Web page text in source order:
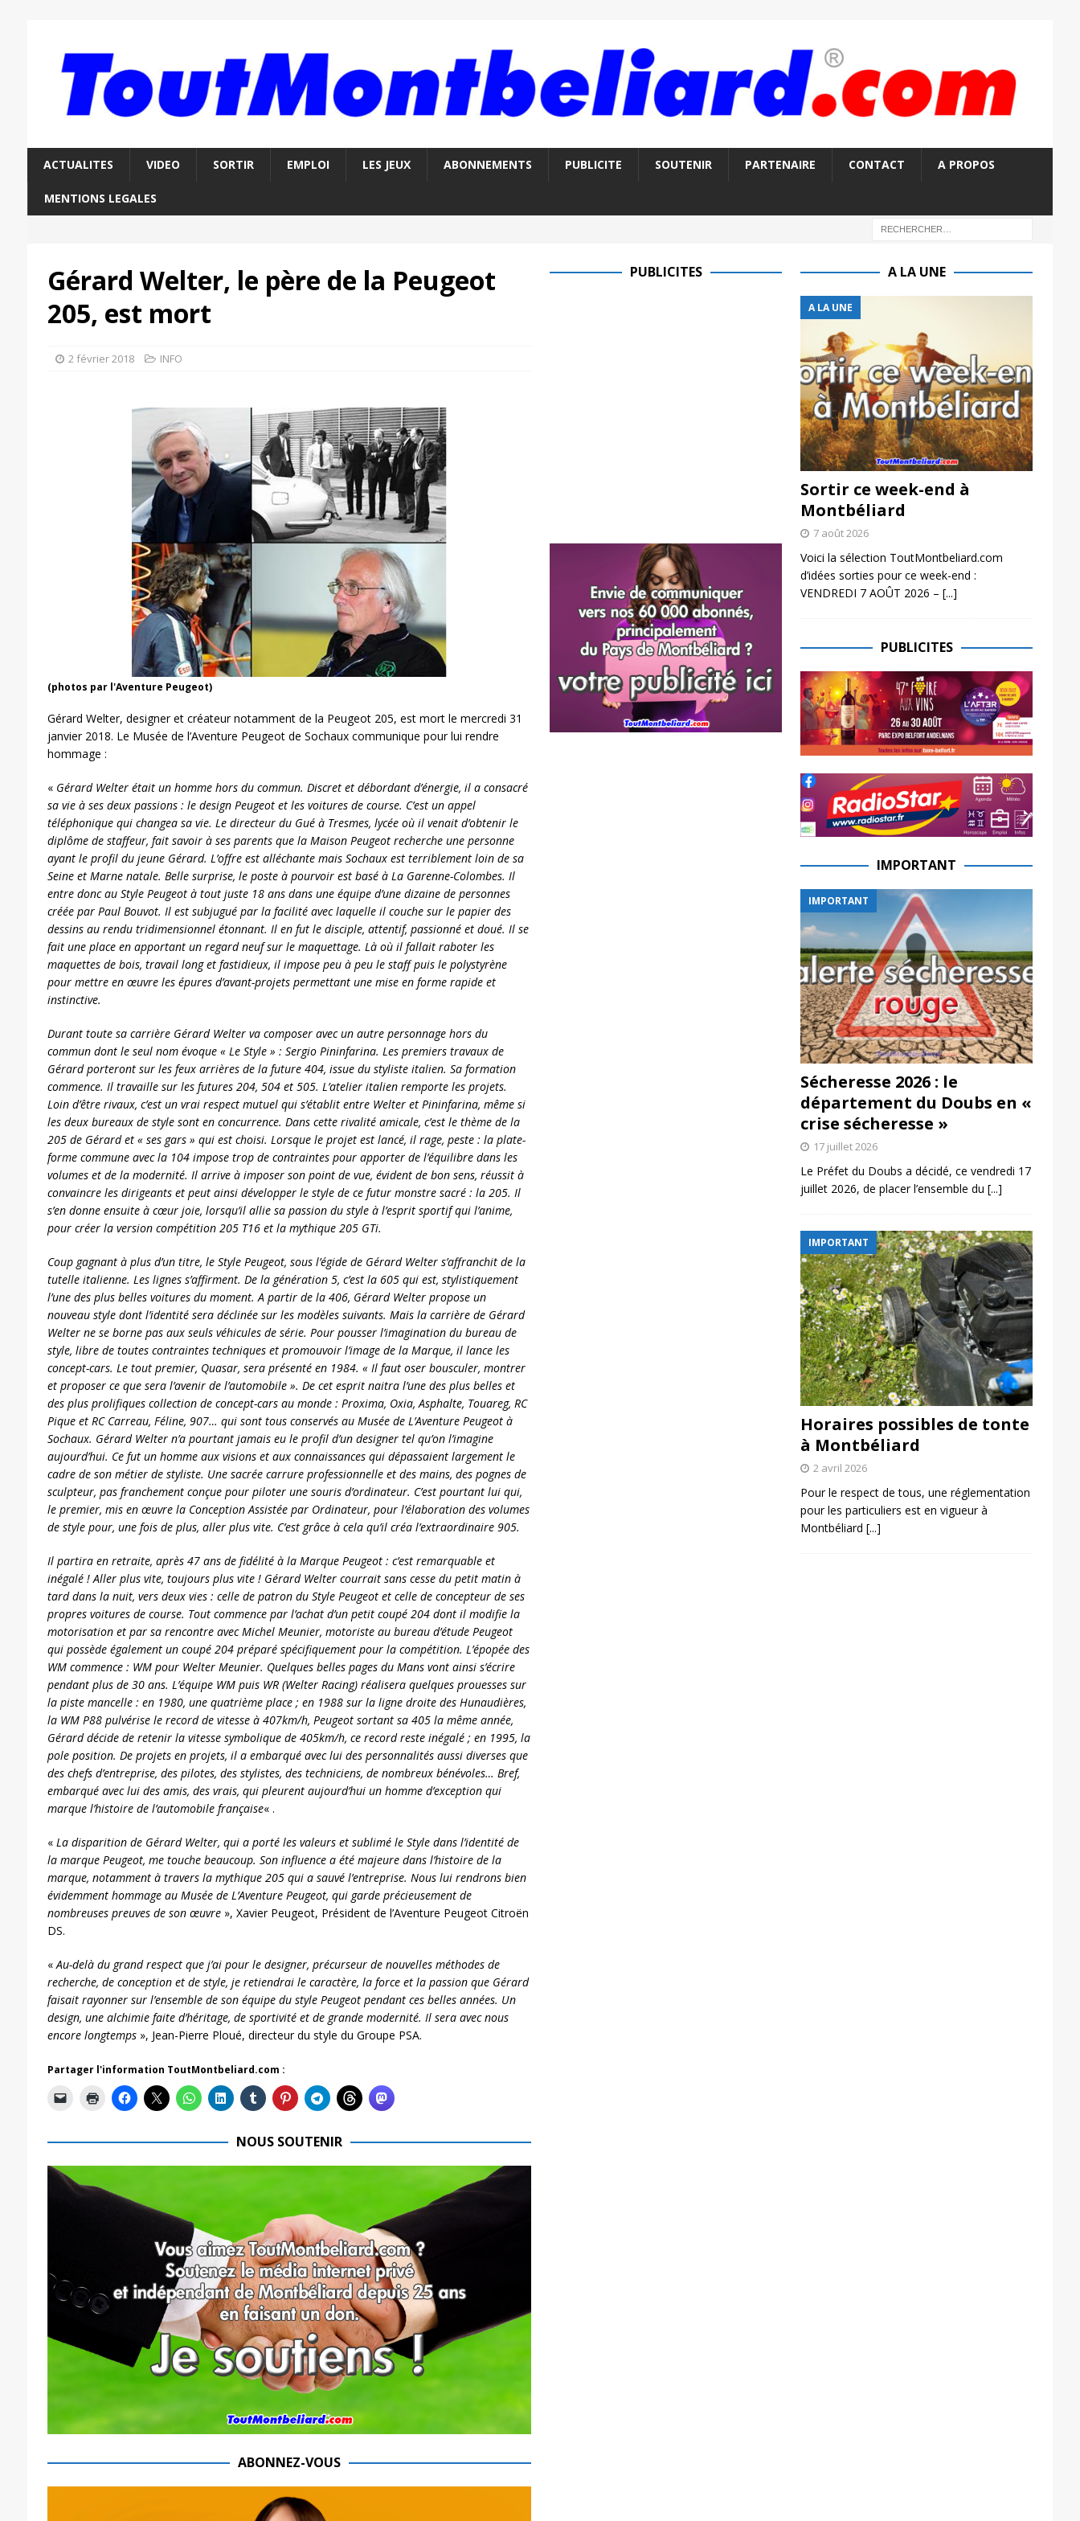
ACTUALITES VIDEO SORTIR EMPLOI LES JEUX ABONNEMENTS PUBLICITE SOUTENIR PARTENAIRE CONTACT A PROPOS
MENTIONS LEGALES
Gérard Welter, le père de la Peugeot
205, est mort
2 février 2018 INFO
(photos par l'Aventure Peugeot)
Gérard Welter, designer et créateur notamment de la Peugeot 205, est mort le mercredi 31
janvier 2018. Le Musée de l’Aventure Peugeot de Sochaux communique pour lui rendre
hommage :
« Gérard Welter était un homme hors du commun. Discret et débordant d’énergie, il a consacré
sa vie à ses deux passions : le design Peugeot et les voitures de course. C’est un appel
téléphonique qui changea sa vie. Le directeur du Gué à Tresmes, lycée où il venait d’obtenir le
diplôme de staffeur, fait savoir à ses parents que la Maison Peugeot recherche une personne
ayant le profil du jeune Gérard. L’offre est alléchante mais Sochaux est terriblement loin de sa
Seine et Marne natale. Belle surprise, le poste à pourvoir est basé à La Garenne-Colombes. Il
entre donc au Style Peugeot à tout juste 18 ans dans une équipe d’une dizaine de personnes
créée par Paul Bouvot. Il est subjugué par la facilité avec laquelle il couche sur le papier des
dessins au rendu tridimensionnel étonnant. Il en fut le disciple, attentif, passionné et doué. Il se
fait une place en apportant un regard neuf sur le maquettage. Là où il fallait raboter les
maquettes de bois, travail long et fastidieux, il impose peu à peu le staff puis le polystyrène
pour mettre en œuvre les épures d’avant-projets permettant une mise en forme rapide et
instinctive.
Durant toute sa carrière Gérard Welter va composer avec un autre personnage hors du
commun dont le seul nom évoque « Le Style » : Sergio Pininfarina. Les premiers travaux de
Gérard porteront sur les feux arrières de la future 404, issue du styliste italien. Sa formation
commence. Il travaille sur les futures 204, 504 et 505. L’atelier italien remporte les projets.
Loin d’être rivaux, c’est un vrai respect mutuel qui s’établit entre Welter et Pininfarina, même si
les deux bureaux de style sont en concurrence. Dans cette rivalité amicale, c’est le thème de la
205 de Gérard et « ses gars » qui est choisi. Lorsque le projet est lancé, il rage, peste : la plate-
forme commune avec la 104 impose trop de contraintes pour apporter de l’équilibre dans les
volumes et de la modernité. Il arrive à imposer son point de vue, évident de bon sens, réussit à
convaincre les dirigeants et peut ainsi développer le style de ce futur monstre sacré : la 205. Il
s’en donne ensuite à cœur joie, lorsqu’il allie sa passion du style à l’esprit sportif qui l’anime,
pour créer la version compétition 205 T16 et la mythique 205 GTi.
Coup gagnant à plus d’un titre, le Style Peugeot, sous l’égide de Gérard Welter s’affranchit de la
tutelle italienne. Les lignes s’affirment. De la génération 5, c’est la 605 qui est, stylistiquement
l’une des plus belles voitures du moment. A partir de la 406, Gérard Welter propose un
nouveau style dont l’identité sera déclinée sur les modèles suivants. Mais la carrière de Gérard
Welter ne se borne pas aux seuls véhicules de série. Pour pousser l’imagination du bureau de
style, libre de toutes contraintes techniques et promouvoir l’image de la Marque, il lance les
concept-cars. Le tout premier, Quasar, sera présenté en 1984. « Il faut oser bousculer, montrer
et proposer ce que sera l’avenir de l’automobile ». De cet esprit naitra l’une des plus belles et
des plus prolifiques collection de concept-cars au monde : Proxima, Oxia, Asphalte, Touareg, RC
Pique et RC Carreau, Féline, 907… qui sont tous conservés au Musée de L’Aventure Peugeot à
Sochaux. Gérard Welter n’a pourtant jamais eu le profil d’un designer tel qu’on l’imagine
aujourd’hui. Ce fut un homme aux visions et aux connaissances qui dépassaient largement le
cadre de son métier de styliste. Une sacrée carrure professionnelle et des mains, des pognes de
sculpteur, pas franchement conçue pour piloter une souris d’ordinateur. C’est pourtant lui qui,
le premier, mis en œuvre la Conception Assistée par Ordinateur, pour l’élaboration des volumes
de style pour, une fois de plus, aller plus vite. C’est grâce à cela qu’il créa l’extraordinaire 905.
Il partira en retraite, après 47 ans de fidélité à la Marque Peugeot : c’est remarquable et
inégalé ! Aller plus vite, toujours plus vite ! Gérard Welter courrait sans cesse du petit matin à
tard dans la nuit, vers deux vies : celle de patron du Style Peugeot et celle de concepteur de ses
propres voitures de course. Tout commence par l’achat d’un petit coupé 204 dont il modifie la
motorisation et par sa rencontre avec Michel Meunier, motoriste au bureau d’étude Peugeot
qui possède également un coupé 204 préparé spécifiquement pour la compétition. L’épopée des
WM commence : WM pour Welter Meunier. Quelques belles pages du Mans vont ainsi s’écrire
pendant plus de 30 ans. L’équipe WM puis WR (Welter Racing) réalisera quelques prouesses sur
la piste mancelle : en 1980, une quatrième place ; en 1988 sur la ligne droite des Hunaudières,
la WM P88 pulvérise le record de vitesse à 407km/h, Peugeot sortant sa 405 la même année,
Gérard décide de retenir la vitesse symbolique de 405km/h, ce record reste inégalé ; en 1995, la
pole position. De projets en projets, il a embarqué avec lui des personnalités aussi diverses que
des chefs d’entreprise, des pilotes, des stylistes, des techniciens, de nombreux bénévoles… Bref,
embarqué avec lui des amis, des vrais, qui pleurent aujourd’hui un homme d’exception qui
marque l’histoire de l’automobile française« .
« La disparition de Gérard Welter, qui a porté les valeurs et sublimé le Style dans l’identité de
la marque Peugeot, me touche beaucoup. Son influence a été majeure dans l’histoire de la
marque, notamment à travers la mythique 205 qui a sauvé l’entreprise. Nous lui rendrons bien
évidemment hommage au Musée de L’Aventure Peugeot, qui garde précieusement de
nombreuses preuves de son œuvre», Xavier Peugeot, Président de l’Aventure Peugeot Citroën
DS.
« Au-delà du grand respect que j’ai pour le designer, précurseur de nouvelles méthodes de
recherche, de conception et de style, je retiendrai le caractère, la force et la passion que Gérard
faisait rayonner sur l’ensemble de son équipe du style Peugeot pendant ces belles années. Un
design, une alchimie faite d’héritage, de sportivité et de grande modernité. Il sera avec nous
encore longtemps», Jean-Pierre Ploué, directeur du style du Groupe PSA.
Partager l'information ToutMontbeliard.com :
NOUS SOUTENIR
ABONNEZ-VOUS
PUBLICITES A LA UNE
A LA UNE
Sortir ce week-end à
Montbéliard
7 août 2026
Voici la sélection ToutMontbeliard.com
d’idées sorties pour ce week-end :
VENDREDI 7 AOÛT 2026 – [...]
PUBLICITES
IMPORTANT
IMPORTANT
Sécheresse 2026 : le
département du Doubs en «
crise sécheresse »
17 juillet 2026
Le Préfet du Doubs a décidé, ce vendredi 17
juillet 2026, de placer l’ensemble du [...]
IMPORTANT
Horaires possibles de tonte
à Montbéliard
2 avril 2026
Pour le respect de tous, une réglementation
pour les particuliers est en vigueur à
Montbéliard [...]